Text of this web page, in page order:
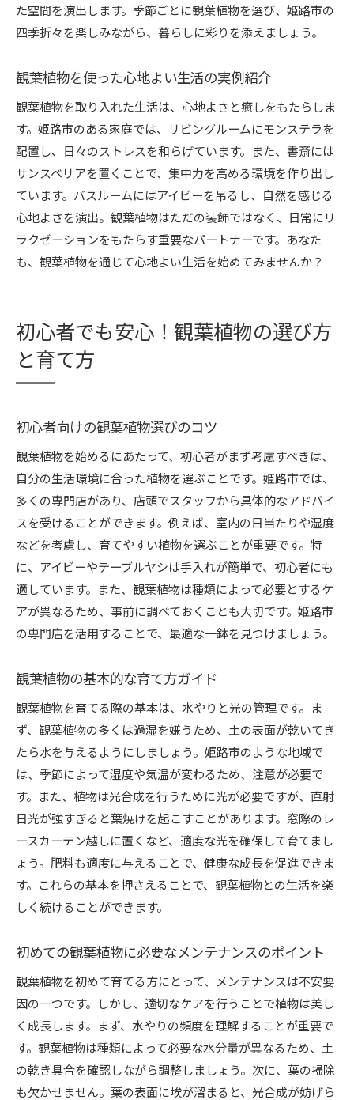
た空間を演出します。季節ごとに観葉植物を選び、姫路市の
四季折々を楽しみながら、暮らしに彩りを添えましょう。
観葉植物を使った心地よい生活の実例紹介
観葉植物を取り入れた生活は、心地よさと癒しをもたらしま
す。姫路市のある家庭では、リビングルームにモンステラを
配置し、日々のストレスを和らげています。また、書斎には
サンスベリアを置くことで、集中力を高める環境を作り出し
ています。バスルームにはアイビーを吊るし、自然を感じる
心地よさを演出。観葉植物はただの装飾ではなく、日常にリ
ラクゼーションをもたらす重要なパートナーです。あなた
も、観葉植物を通じて心地よい生活を始めてみませんか？
初心者でも安心！観葉植物の選び方
と育て方
初心者向けの観葉植物選びのコツ
観葉植物を始めるにあたって、初心者がまず考慮すべきは、
自分の生活環境に合った植物を選ぶことです。姫路市では、
多くの専門店があり、店頭でスタッフから具体的なアドバイ
スを受けることができます。例えば、室内の日当たりや湿度
などを考慮し、育てやすい植物を選ぶことが重要です。特
に、アイビーやテーブルヤシは手入れが簡単で、初心者にも
適しています。また、観葉植物は種類によって必要とするケ
アが異なるため、事前に調べておくことも大切です。姫路市
の専門店を活用することで、最適な一鉢を見つけましょう。
観葉植物の基本的な育て方ガイド
観葉植物を育てる際の基本は、水やりと光の管理です。ま
ず、観葉植物の多くは過湿を嫌うため、土の表面が乾いてき
たら水を与えるようにしましょう。姫路市のような地域で
は、季節によって湿度や気温が変わるため、注意が必要で
す。また、植物は光合成を行うために光が必要ですが、直射
日光が強すぎると葉焼けを起こすことがあります。窓際のレ
ースカーテン越しに置くなど、適度な光を確保して育てまし
ょう。肥料も適度に与えることで、健康な成長を促進できま
す。これらの基本を押さえることで、観葉植物との生活を楽
しく続けることができます。
初めての観葉植物に必要なメンテナンスのポイント
観葉植物を初めて育てる方にとって、メンテナンスは不安要
因の一つです。しかし、適切なケアを行うことで植物は美し
く成長します。まず、水やりの頻度を理解することが重要で
す。観葉植物は種類によって必要な水分量が異なるため、土
の乾き具合を確認しながら調整しましょう。次に、葉の掃除
も欠かせません。葉の表面に埃が溜まると、光合成が妨げら